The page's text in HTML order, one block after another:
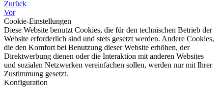
Zurück
Vor
Cookie-Einstellungen
Diese Website benutzt Cookies, die für den technischen Betrieb der
Website erforderlich sind und stets gesetzt werden. Andere Cookies,
die den Komfort bei Benutzung dieser Website erhöhen, der
Direktwerbung dienen oder die Interaktion mit anderen Websites
und sozialen Netzwerken vereinfachen sollen, werden nur mit Ihrer
Zustimmung gesetzt.
Konfiguration